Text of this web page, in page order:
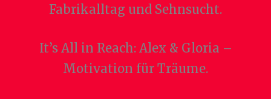
Fabrikalltag und Sehnsucht.
It’s All in Reach: Alex & Gloria –
Motivation für Träume.